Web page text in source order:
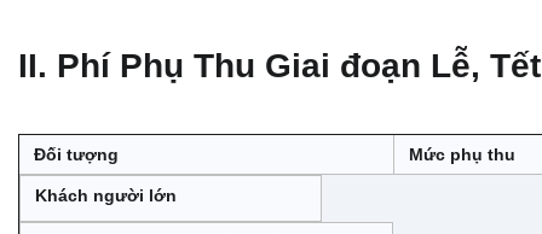
II. Phí Phụ Thu Giai đoạn Lễ, Tết
Đối tượng Mức phụ thu
Khách người lớn